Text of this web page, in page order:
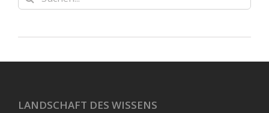
nach:
LANDSCHAFT DES WISSENS